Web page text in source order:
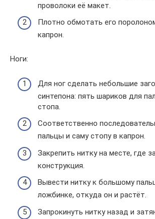
проволоки её макет.
Плотно обмотать его
капрон.
Ноги:
Для ног сделать небольшие
синтепона: пять шариков для
стопа.
Соответственно
пальцы и саму стопу в капрон.
Закрепить нитку на месте, где
конструкция.
Вывести нитку к большому
ложбинке, откуда он и растёт.
Запрокинуть нитку назад и